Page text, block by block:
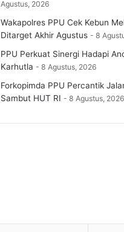
Agustus, 2026
Wakapolres PPU Cek Kebun
Ditarget Akhir Agustus
8
PPU Perkuat Sinergi Hadapi
Karhutla
8 Agustus, 2026
Forkopimda PPU Percantik
Sambut HUT RI
8 Agustus, 2026